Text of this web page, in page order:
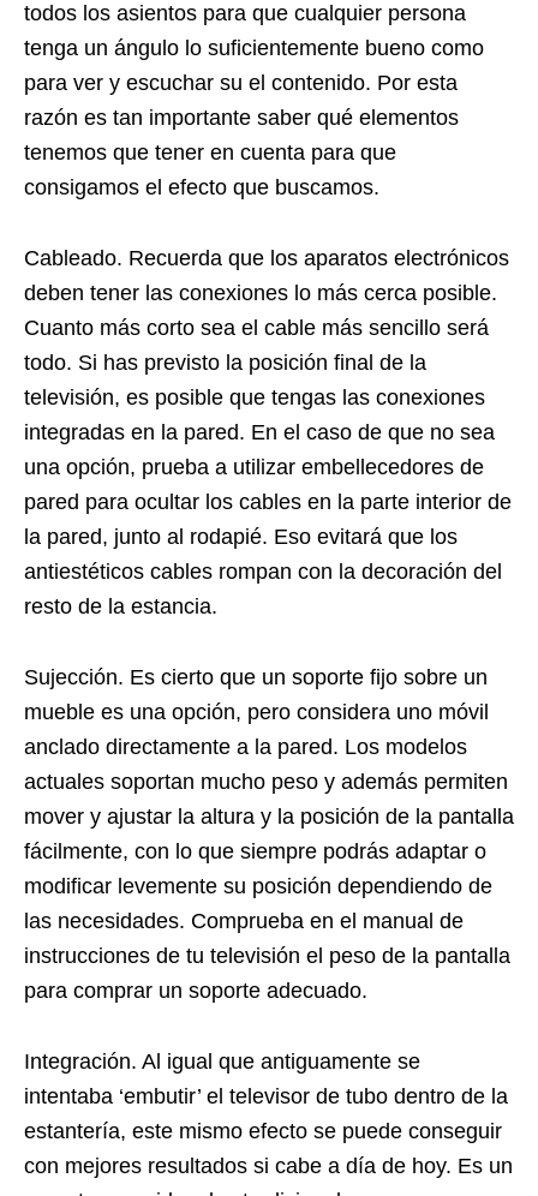
todos los asientos para que cualquier persona
tenga un ángulo lo suficientemente bueno como
para ver y escuchar su el contenido. Por esta
razón es tan importante saber qué elementos
tenemos que tener en cuenta para que
consigamos el efecto que buscamos.
Cableado. Recuerda que los aparatos electrónicos
deben tener las conexiones lo más cerca posible.
Cuanto más corto sea el cable más sencillo será
todo. Si has previsto la posición final de la
televisión, es posible que tengas las conexiones
integradas en la pared. En el caso de que no sea
una opción, prueba a utilizar embellecedores de
pared para ocultar los cables en la parte interior de
la pared, junto al rodapié. Eso evitará que los
antiestéticos cables rompan con la decoración del
resto de la estancia.
Sujección. Es cierto que un soporte fijo sobre un
mueble es una opción, pero considera uno móvil
anclado directamente a la pared. Los modelos
actuales soportan mucho peso y además permiten
mover y ajustar la altura y la posición de la pantalla
fácilmente, con lo que siempre podrás adaptar o
modificar levemente su posición dependiendo de
las necesidades. Comprueba en el manual de
instrucciones de tu televisión el peso de la pantalla
para comprar un soporte adecuado.
Integración. Al igual que antiguamente se
intentaba ‘embutir’ el televisor de tubo dentro de la
estantería, este mismo efecto se puede conseguir
con mejores resultados si cabe a día de hoy. Es un